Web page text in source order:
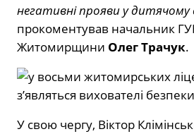
негативні прояви у дитячому
прокоментував начальник
Житомирщини Олег Трачук.
У свою чергу, Віктор